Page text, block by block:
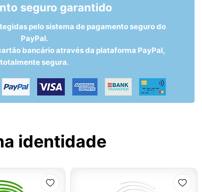
seguro garantido
pelo sistema de pagamento seguro do
PayPal.
bancário através da plataforma PayPal,
totalmente segura.
identidade